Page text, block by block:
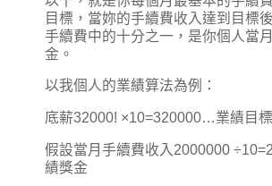
目標，當妳的手續費收入達到目標
手續費中的十分之一，是你個人當
金。
以我個人的業績算法為例：
底薪32000! ×10=320000…業績目標
假設當月手續費收入2000000
績獎金